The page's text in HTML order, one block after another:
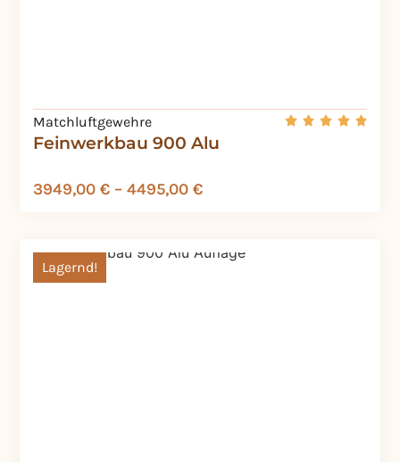
Feinwerkbau 900 Alu
Matchluftgewehre
3949,00 € – 4495,00 €
Lagernd!